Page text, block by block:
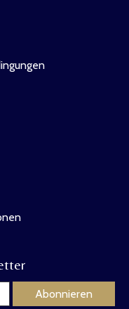
Abonnieren